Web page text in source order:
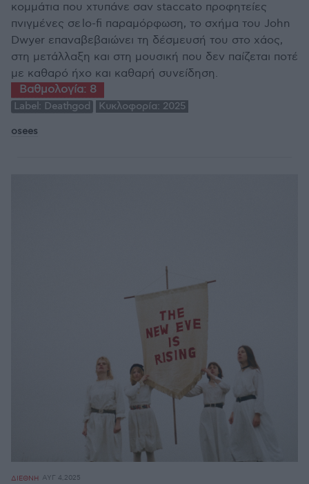
κομμάτια που χτυπάνε σαν staccato προφητείες
πνιγμένες σε lo-fi παραμόρφωση, το σχήμα του John
Dwyer επαναβεβαιώνει τη δέσμευσή του στο χάος,
στη μετάλλαξη και στη μουσική που δεν παίζεται ποτέ
με καθαρό ήχο και καθαρή συνείδηση.
Βαθμολογία: 8
Label: Deathgod Κυκλοφορία: 2025
osees
ΔΙΕΘΝΗ ΑΥΓ 4,2025